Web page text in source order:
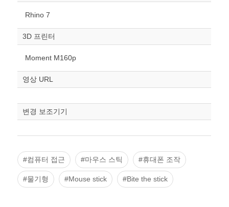
폭
mm
스케일
STL다운로드
Rhino 7
3D 프린터
Moment M160p
영상 URL
변경 보조기기
#컴퓨터 접근 #마우스 스틱 #휴대폰 조작
#물기형 #Mouse stick #Bite the stick